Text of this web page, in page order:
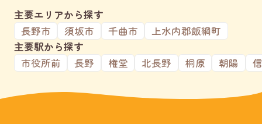
主要エリアから探す
長野市
須坂市 千曲市
上水内郡飯綱町
主要駅から探す
市役所前
長野 権堂 北長野 桐原 朝陽